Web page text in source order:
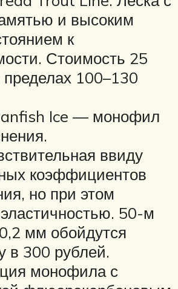
и высоким
к
Стоимость 25
100–130
Ice — монофил
ввиду
коэффициентов
но при этом
50-м
мм обойдутся
в 300 рублей.
монофила с